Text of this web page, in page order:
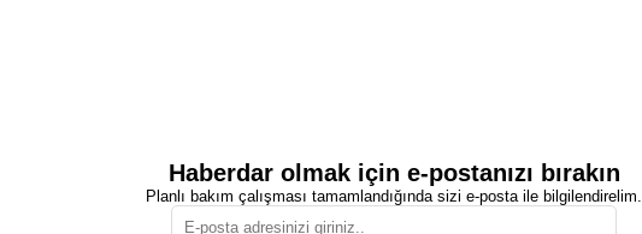
Haberdar olmak için e-postanızı bırakın
Planlı bakım çalışması tamamlandığında sizi e-posta ile bilgilendirelim.